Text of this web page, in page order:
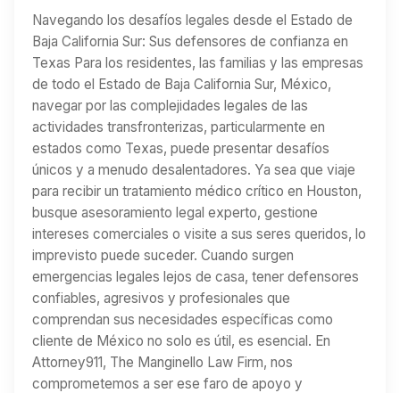
Navegando los desafíos legales desde el Estado de
Baja California Sur: Sus defensores de confianza en
Texas Para los residentes, las familias y las empresas
de todo el Estado de Baja California Sur, México,
navegar por las complejidades legales de las
actividades transfronterizas, particularmente en
estados como Texas, puede presentar desafíos
únicos y a menudo desalentadores. Ya sea que viaje
para recibir un tratamiento médico crítico en Houston,
busque asesoramiento legal experto, gestione
intereses comerciales o visite a sus seres queridos, lo
imprevisto puede suceder. Cuando surgen
emergencias legales lejos de casa, tener defensores
confiables, agresivos y profesionales que
comprendan sus necesidades específicas como
cliente de México no solo es útil, es esencial. En
Attorney911, The Manginello Law Firm, nos
comprometemos a ser ese faro de apoyo y